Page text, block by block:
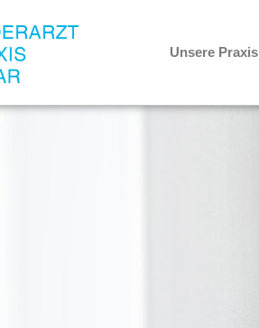
Unsere Praxis